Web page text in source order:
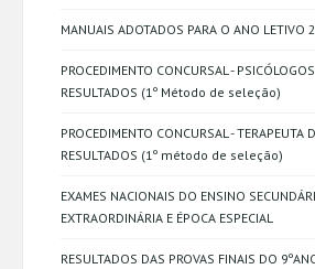
MANUAIS ADOTADOS PARA O ANO
PROCEDIMENTO CONCURSAL -
RESULTADOS (1º Método de seleção)
PROCEDIMENTO CONCURSAL - TERAPEUTA
RESULTADOS (1º método de seleção)
EXAMES NACIONAIS DO ENSINO
EXTRAORDINÁRIA E ÉPOCA ESPECIAL
RESULTADOS DAS PROVAS FINAIS DO